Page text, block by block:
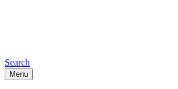
Search
Menu